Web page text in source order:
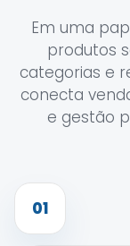
Em uma
produtos
categorias e
conecta
e gestão
01